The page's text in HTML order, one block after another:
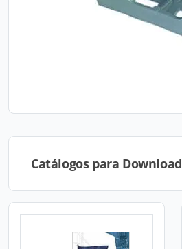
Catálogos para Download